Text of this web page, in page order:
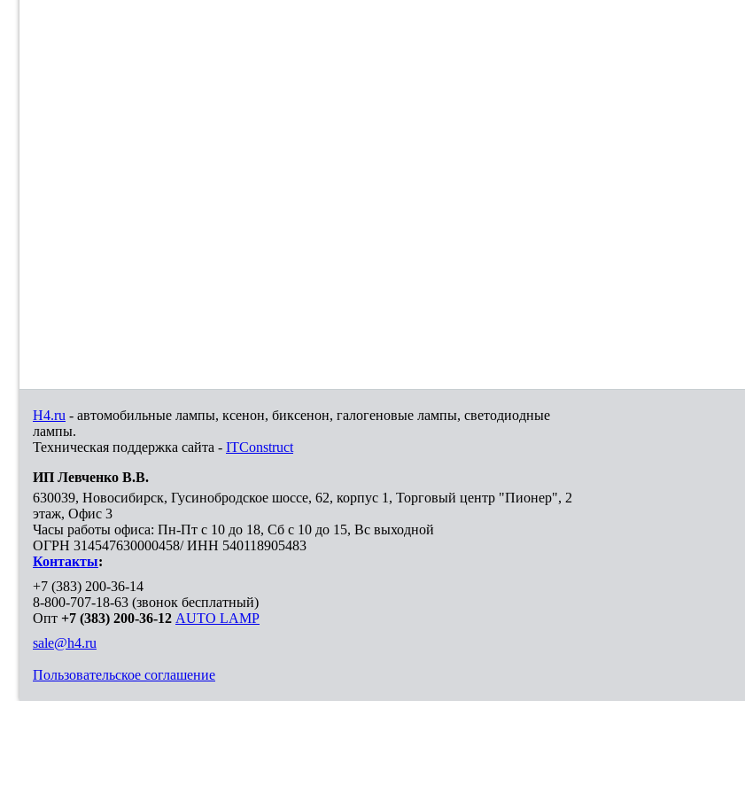
H4.ru - автомобильные лампы, ксенон, биксенон, галогеновые лампы, светодиодные
лампы.
Техническая поддержка сайта - ITConstruct
ИП Левченко В.В.
630039, Новосибирск, Гусинобродское шоссе, 62, корпус 1, Торговый центр "Пионер", 2
этаж, Офис 3
Часы работы офиса: Пн-Пт с 10 до 18, Сб с 10 до 15, Вс выходной
ОГРН 314547630000458/ ИНН 540118905483
Контакты:
+7 (383) 200-36-14
8-800-707-18-63 (звонок бесплатный)
Опт +7 (383) 200-36-12 AUTO LAMP
sale@h4.ru
Пользовательское соглашение